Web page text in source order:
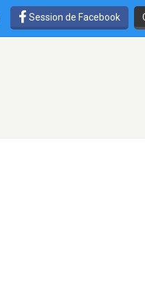
Session de Facebook